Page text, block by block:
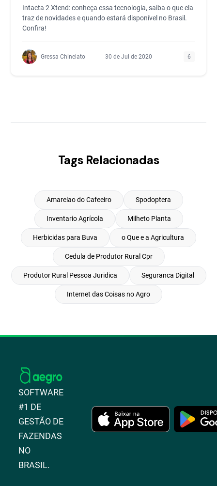
Intacta 2 Xtend: conheça essa tecnologia, saiba o que ela
traz de novidades e quando estará disponível no Brasil.
Confira!
Gressa Chinelato 30 de Jul de 2020 6
Tags Relacionadas
Amarelao do Cafeeiro Spodoptera
Inventario Agrícola Milheto Planta
Herbicidas para Buva o Que e a Agricultura
Cedula de Produtor Rural Cpr
Produtor Rural Pessoa Juridica Seguranca Digital
Internet das Coisas no Agro
SOFTWARE
#1 DE
GESTÃO DE
FAZENDAS
NO
BRASIL.